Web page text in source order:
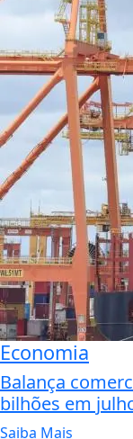
Economia
Balança
bilhões em
Saiba Mais